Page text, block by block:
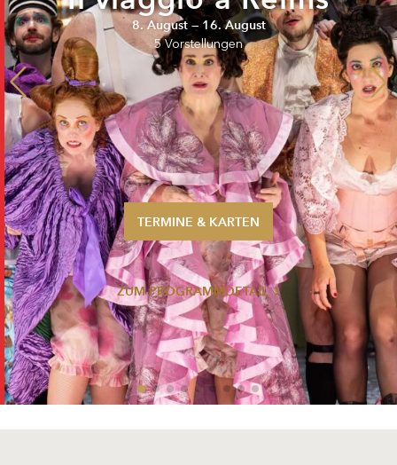
Sommer 2026
Pfingsten 2026
Abonnements
Karteninformation
Gutscheine
8. August — 16. August
5 Vorstellungen
TERMINE & KARTEN
ZUM PROGRAMMDETAIL